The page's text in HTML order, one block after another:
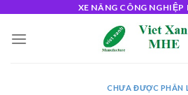
content
XE NÂNG CÔNG
CHƯA ĐƯỢC PHÂN